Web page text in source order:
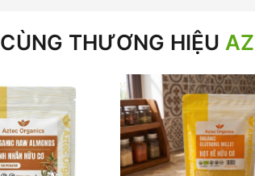
CÙNG THƯƠNG HIỆU